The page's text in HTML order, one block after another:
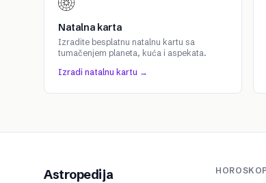
Natalna karta
Izradite besplatnu natalnu kartu sa
tumačenjem planeta, kuća i aspekata.
Izradi natalnu kartu →
Astropedija